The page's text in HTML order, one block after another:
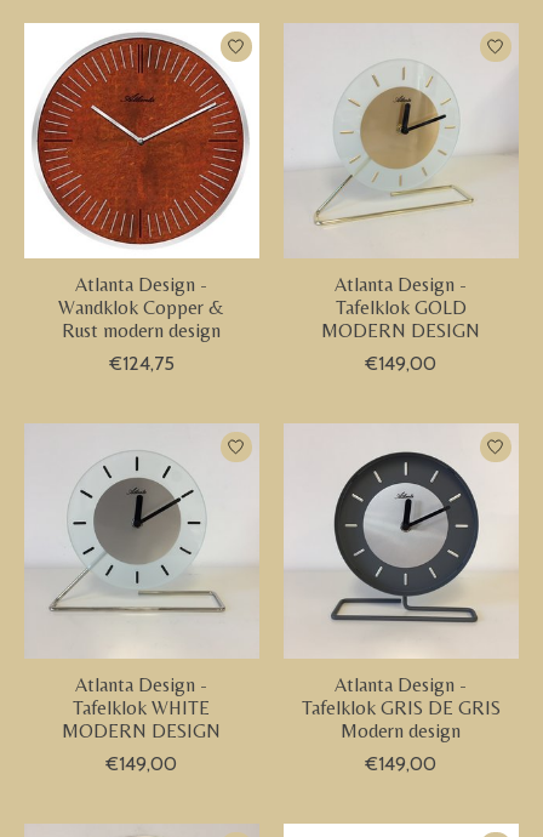
Atlanta Design -
Wandklok Copper &
Rust modern design
€124,75
Atlanta Design -
Tafelklok GOLD
MODERN DESIGN
€149,00
Atlanta Design -
Tafelklok WHITE
MODERN DESIGN
€149,00
Atlanta Design -
Tafelklok GRIS DE GRIS
Modern design
€149,00